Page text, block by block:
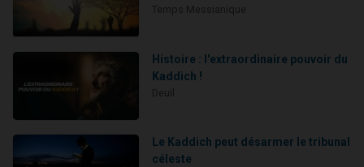
Histoire : l'extraordinaire pouvoir du
Kaddich !
Le Kaddich peut désarmer le tribunal
céleste